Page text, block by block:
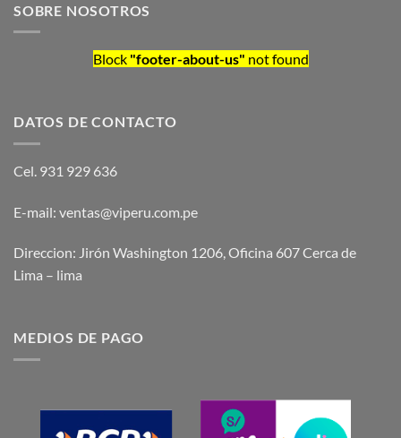
SOBRE NOSOTROS
Block "footer-about-us" not found
DATOS DE CONTACTO
Cel. 931 929 636
E-mail: ventas@viperu.com.pe
Direccion: Jirón Washington 1206, Oficina 607 Cerca de
Lima – lima
MEDIOS DE PAGO